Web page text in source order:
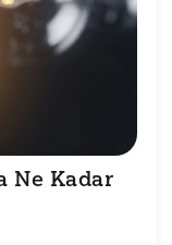
Ne Kadar